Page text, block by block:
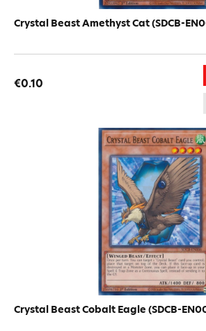
Crystal Beast Amethyst Cat (SDCB-
€0.10
Crystal Beast Cobalt Eagle (SDCB-